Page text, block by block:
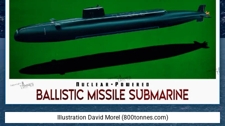
Illustration David Morel (800tonnes.com)